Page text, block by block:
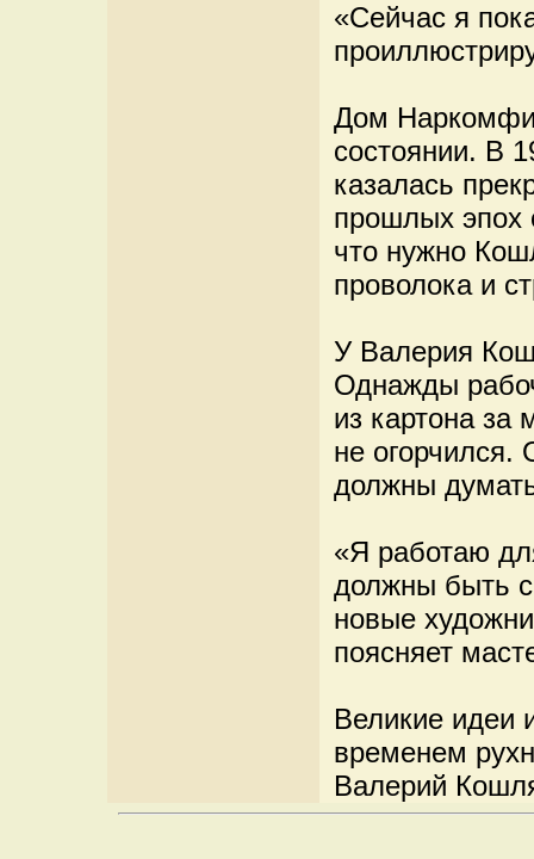
«Сейчас я
Дом
состоянии. В
казалась
прошлых эпох
что нужно
проволока и
У Валерия
Однажды
из картона за
не огорчился.
должны
«Я работаю
должны быть
новые
поясняет
Великие идеи
временем
Валерий